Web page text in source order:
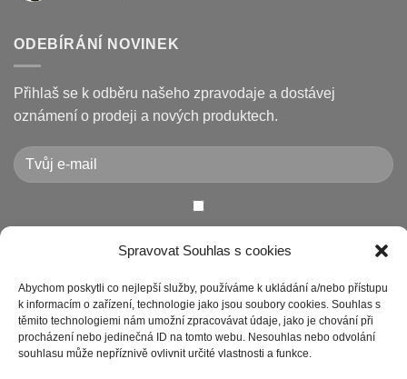
Spravovat Souhlas s cookies
Abychom poskytli co nejlepší služby, používáme k ukládání a/nebo přístupu
k informacím o zařízení, technologie jako jsou soubory cookies. Souhlas s
těmito technologiemi nám umožní zpracovávat údaje, jako je chování při
procházení nebo jedinečná ID na tomto webu. Nesouhlas nebo odvolání
souhlasu může nepříznivě ovlivnit určité vlastnosti a funkce.
opravit
displeje
Xiaomi
Pro
a
jak
je
textu
s
vyměnit
pneumatiku
na
elektrokoloběžce
(8.5″
vs
10″,
duše
ODEBÍRÁNÍ NOVINEK
Přihlaš se k odběru našeho zpravodaje a dostávej
oznámení o prodeji a nových produktech.
Prohlášení o ochraně osobních údajů